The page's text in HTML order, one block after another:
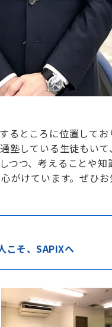
るところに位置して
塾している生徒もい
つつ、考えることや
がけています。ぜひお
こそ、SAPIXへ